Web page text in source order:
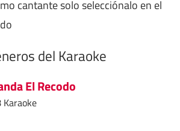
cantante solo selecciónalo en el
del Karaoke
El Recodo
Karaoke